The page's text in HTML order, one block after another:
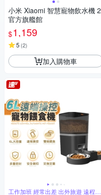
小米 Xiaomi 智慧寵物飲水機 2
官方旗艦館
$1,159
5 (2)
加入購物車
工作加班 經常出差 出外旅遊 遠程餵